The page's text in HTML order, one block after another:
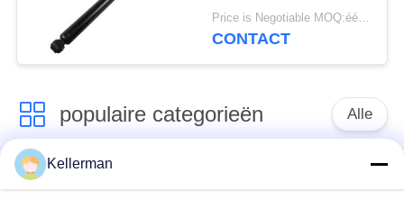
Luchtopschorting
2223200713
Price is Negotiable MOQ:één pc/pcs
CONTACT
populaire categorieën Alle
De Schok van de
luchtopschorting
luchtopschorting
Kellerman